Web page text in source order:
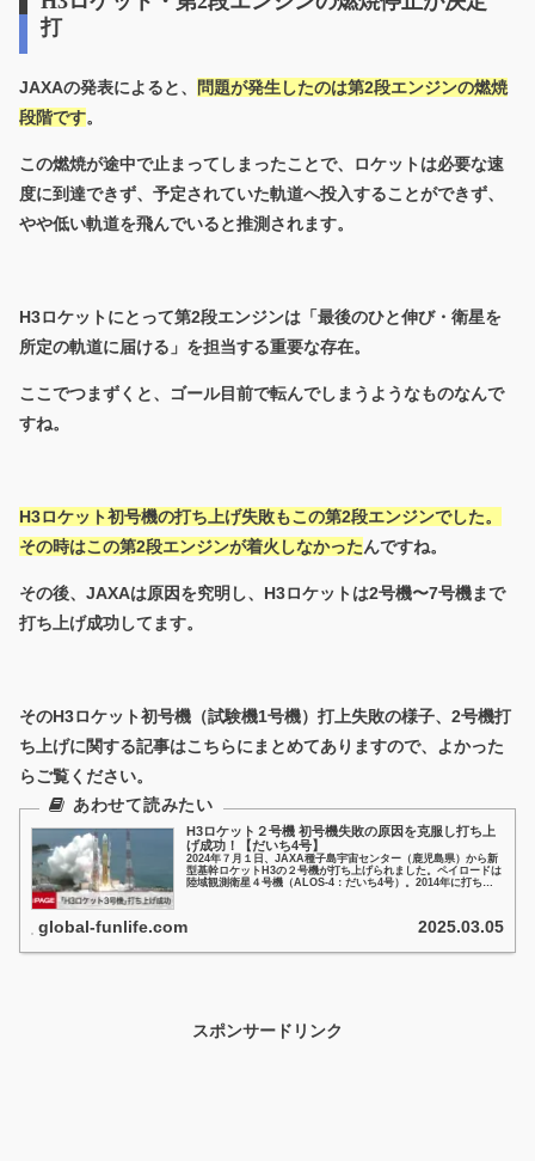
打
JAXAの発表によると、 問題が発生したのは第2段エンジンの燃焼
段階です。
この燃焼が途中で止まってしまったことで、ロケットは必要な速
度に到達できず、予定されていた軌道へ投入することができず、
やや低い軌道を飛んでいると推測されます。
H3ロケットにとって第2段エンジンは「最後のひと伸び・衛星を
所定の軌道に届ける」を担当する重要な存在。
ここでつまずくと、ゴール目前で転んでしまうようなものなんで
すね。
H3ロケット初号機の打ち上げ失敗もこの第2段エンジンでした。
その時はこの第2段エンジンが着火しなかったんですね。
その後、JAXAは原因を究明し、H3ロケットは2号機〜7号機まで
打ち上げ成功してます。
そのH3ロケット初号機（試験機1号機）打上失敗の様子、2号機打
ち上げに関する記事はこちらにまとめてありますので、よかった
らご覧ください。
H3ロケット２号機 初号機失敗の原因を克服し打ち上
げ成功！【だいち4号】
2024年７月１日、JAXA種子島宇宙センター（鹿児島県）から新
型基幹ロケットH3の２号機が打ち上げられました。ペイロードは
陸域観測衛星４号機（ALOS-4：だいち4号）。2014年に打ち上
global-funlife.com 2025.03.05
スポンサードリンク